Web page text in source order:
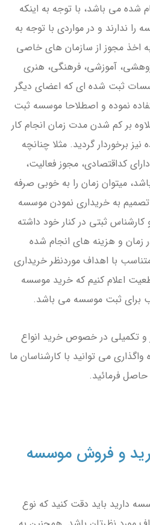
شده می باشد، با توجه به اینکه
ندارند و در مواردی با توجه به
اخذ مجوز از سازمان های خاصی
آموزشی، فرهنگی، هنری
ثبت شده ای که اعضای دیگر
نموده و اصطلاحا موسسه ثبت
بر کم شدن مدت زمان انجام کار
برخوردار گردید. مثلا چنانچه
کداقتصادی، مجوز فعالیت،
میتوان زمان را به خوبی صرفه
تصمیم به خریداری نمودن موسسه
ثبتی در کنار خود داشته
زمان و هزینه های انجام شده
با اهداف موردنظر خریداری
اعلام کنیم که خرید موسسه
برای ثبت موسسه می باشد.
تکمیلی در خصوص خرید انواع
می توانید با کارشناسان ما
فرمائید.
و فروش موسسه
دارید باید دقت کنید که نوع